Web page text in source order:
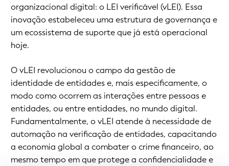
organizacional digital: o LEI verificável (vLEI). Essa
inovação estabeleceu uma estrutura de governança e
um ecossistema de suporte que já está operacional
hoje.
O vLEI revolucionou o campo da gestão de
identidade de entidades e, mais especificamente, o
modo como ocorrem as interações entre pessoas e
entidades, ou entre entidades, no mundo digital.
Fundamentalmente, o vLEI atende à necessidade de
automação na verificação de entidades, capacitando
a economia global a combater o crime financeiro, ao
mesmo tempo em que protege a confidencialidade e